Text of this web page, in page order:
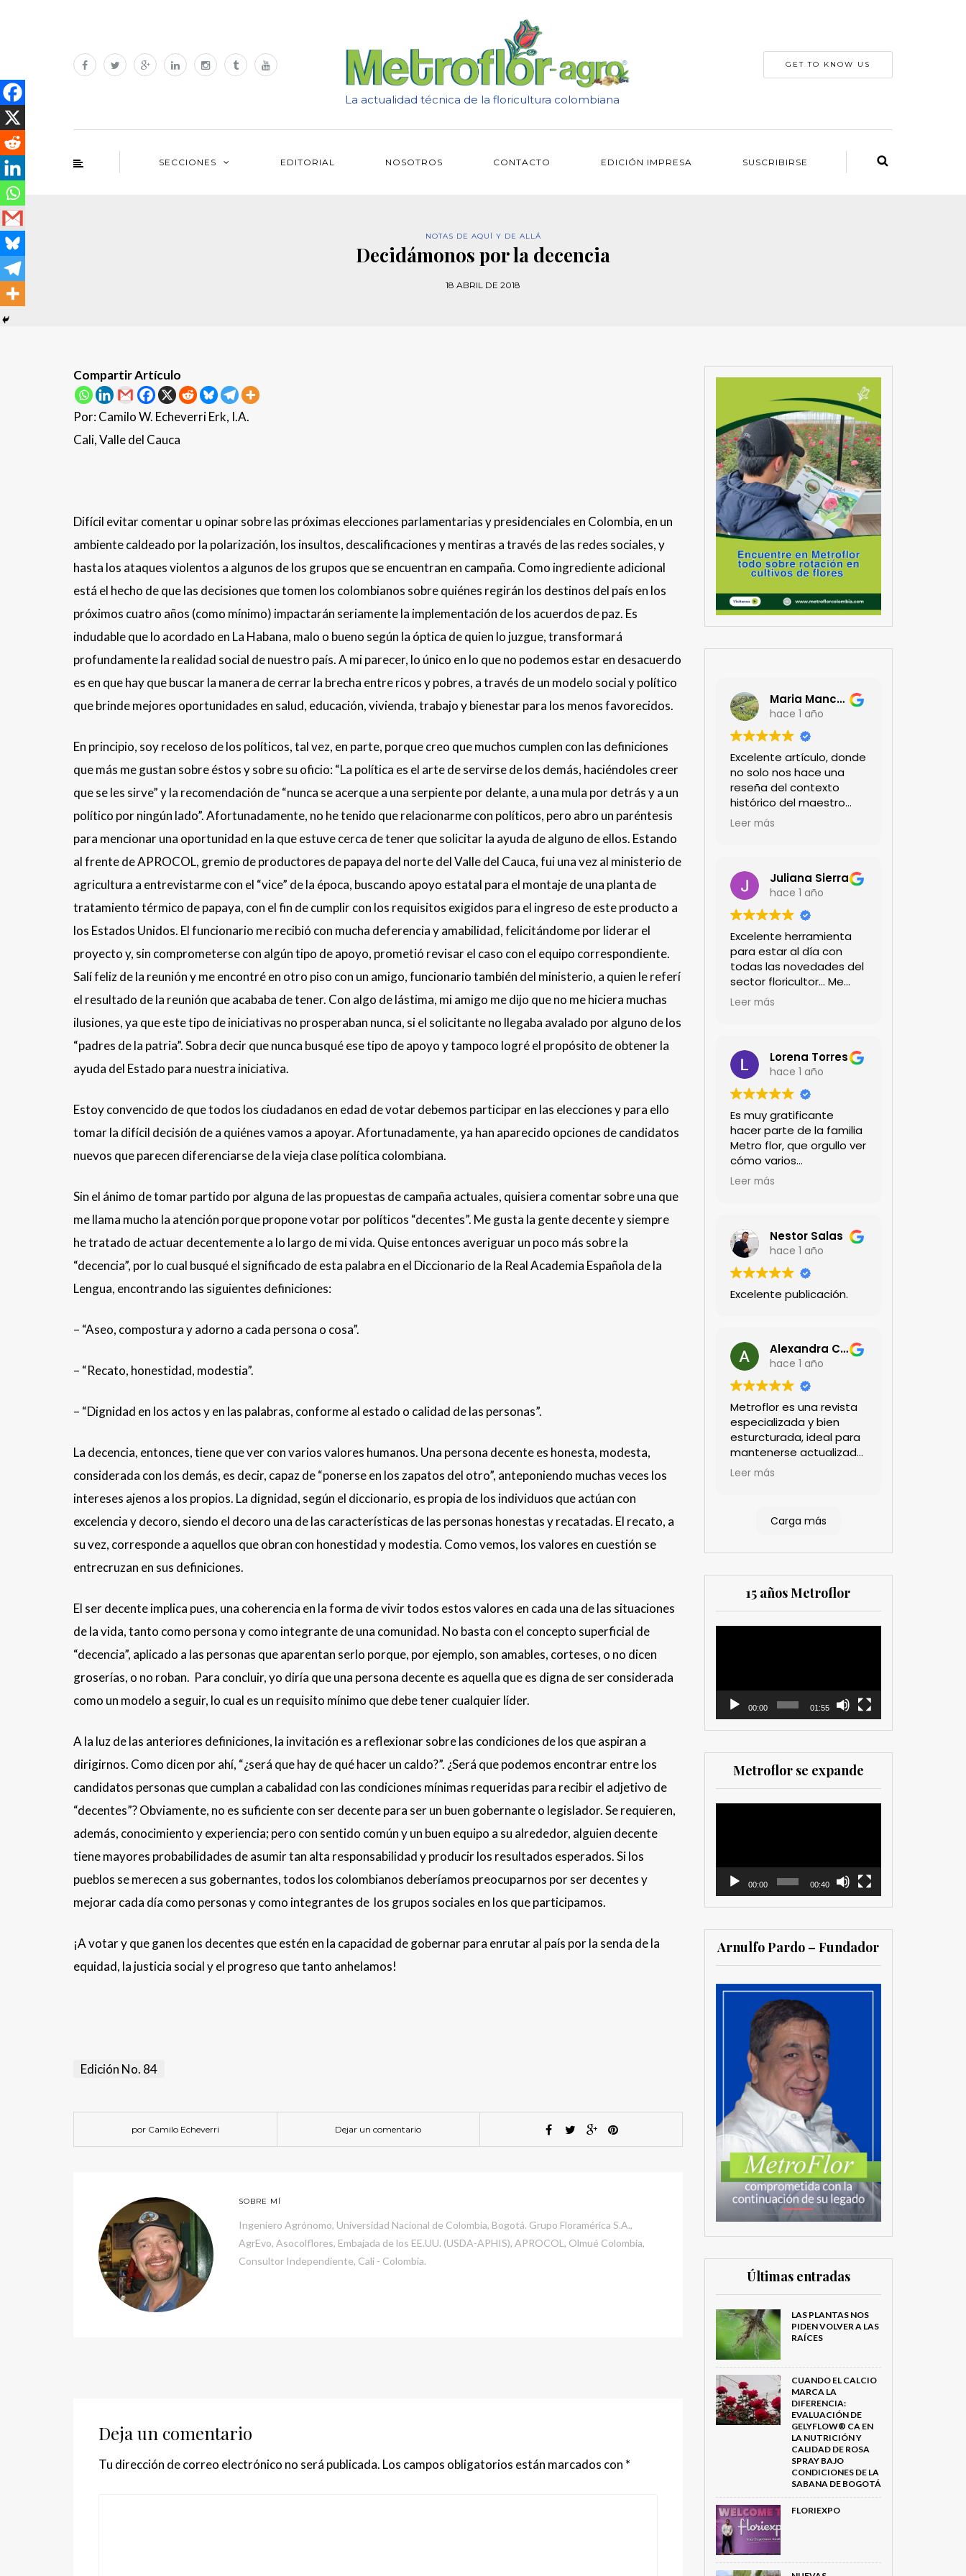
La actualidad técnica de la floricultura colombiana
GET TO KNOW US
SECCIONES EDITORIAL NOSOTROS CONTACTO EDICIÓN IMPRESA SUSCRIBIRSE
NOTAS DE AQUÍ Y DE ALLÁ
Decidámonos por la decencia
18 ABRIL DE 2018
Compartir Artículo
Por: Camilo W. Echeverri Erk, I.A.
Cali, Valle del Cauca
Difícil evitar comentar u opinar sobre las próximas elecciones parlamentarias y presidenciales en Colombia, en un
ambiente caldeado por la polarización, los insultos, descalificaciones y mentiras a través de las redes sociales, y
hasta los ataques violentos a algunos de los grupos que se encuentran en campaña. Como ingrediente adicional
está el hecho de que las decisiones que tomen los colombianos sobre quiénes regirán los destinos del país en los
próximos cuatro años (como mínimo) impactarán seriamente la implementación de los acuerdos de paz. Es
indudable que lo acordado en La Habana, malo o bueno según la óptica de quien lo juzgue, transformará
profundamente la realidad social de nuestro país. A mi parecer, lo único en lo que no podemos estar en desacuerdo
es en que hay que buscar la manera de cerrar la brecha entre ricos y pobres, a través de un modelo social y político
que brinde mejores oportunidades en salud, educación, vivienda, trabajo y bienestar para los menos favorecidos.
En principio, soy receloso de los políticos, tal vez, en parte, porque creo que muchos cumplen con las definiciones
que más me gustan sobre éstos y sobre su oficio: “La política es el arte de servirse de los demás, haciéndoles creer
que se les sirve” y la recomendación de “nunca se acerque a una serpiente por delante, a una mula por detrás y a un
político por ningún lado”. Afortunadamente, no he tenido que relacionarme con políticos, pero abro un paréntesis
para mencionar una oportunidad en la que estuve cerca de tener que solicitar la ayuda de alguno de ellos. Estando
al frente de APROCOL, gremio de productores de papaya del norte del Valle del Cauca, fui una vez al ministerio de
agricultura a entrevistarme con el “vice” de la época, buscando apoyo estatal para el montaje de una planta de
tratamiento térmico de papaya, con el fin de cumplir con los requisitos exigidos para el ingreso de este producto a
los Estados Unidos. El funcionario me recibió con mucha deferencia y amabilidad, felicitándome por liderar el
proyecto y, sin comprometerse con algún tipo de apoyo, prometió revisar el caso con el equipo correspondiente.
Salí feliz de la reunión y me encontré en otro piso con un amigo, funcionario también del ministerio, a quien le referí
el resultado de la reunión que acababa de tener. Con algo de lástima, mi amigo me dijo que no me hiciera muchas
ilusiones, ya que este tipo de iniciativas no prosperaban nunca, si el solicitante no llegaba avalado por alguno de los
“padres de la patria”. Sobra decir que nunca busqué ese tipo de apoyo y tampoco logré el propósito de obtener la
ayuda del Estado para nuestra iniciativa.
Estoy convencido de que todos los ciudadanos en edad de votar debemos participar en las elecciones y para ello
tomar la difícil decisión de a quiénes vamos a apoyar. Afortunadamente, ya han aparecido opciones de candidatos
nuevos que parecen diferenciarse de la vieja clase política colombiana.
Sin el ánimo de tomar partido por alguna de las propuestas de campaña actuales, quisiera comentar sobre una que
me llama mucho la atención porque propone votar por políticos “decentes”. Me gusta la gente decente y siempre
he tratado de actuar decentemente a lo largo de mi vida. Quise entonces averiguar un poco más sobre la
“decencia”, por lo cual busqué el significado de esta palabra en el Diccionario de la Real Academia Española de la
Lengua, encontrando las siguientes definiciones:
– “Aseo, compostura y adorno a cada persona o cosa”.
– “Recato, honestidad, modestia”.
– “Dignidad en los actos y en las palabras, conforme al estado o calidad de las personas”.
La decencia, entonces, tiene que ver con varios valores humanos. Una persona decente es honesta, modesta,
considerada con los demás, es decir, capaz de “ponerse en los zapatos del otro”, anteponiendo muchas veces los
intereses ajenos a los propios. La dignidad, según el diccionario, es propia de los individuos que actúan con
excelencia y decoro, siendo el decoro una de las características de las personas honestas y recatadas. El recato, a
su vez, corresponde a aquellos que obran con honestidad y modestia. Como vemos, los valores en cuestión se
entrecruzan en sus definiciones.
El ser decente implica pues, una coherencia en la forma de vivir todos estos valores en cada una de las situaciones
de la vida, tanto como persona y como integrante de una comunidad. No basta con el concepto superficial de
“decencia”, aplicado a las personas que aparentan serlo porque, por ejemplo, son amables, corteses, o no dicen
groserías, o no roban. Para concluir, yo diría que una persona decente es aquella que es digna de ser considerada
como un modelo a seguir, lo cual es un requisito mínimo que debe tener cualquier líder.
A la luz de las anteriores definiciones, la invitación es a reflexionar sobre las condiciones de los que aspiran a
dirigirnos. Como dicen por ahí, “¿será que hay de qué hacer un caldo?”. ¿Será que podemos encontrar entre los
candidatos personas que cumplan a cabalidad con las condiciones mínimas requeridas para recibir el adjetivo de
“decentes”? Obviamente, no es suficiente con ser decente para ser un buen gobernante o legislador. Se requieren,
además, conocimiento y experiencia; pero con sentido común y un buen equipo a su alrededor, alguien decente
tiene mayores probabilidades de asumir tan alta responsabilidad y producir los resultados esperados. Si los
pueblos se merecen a sus gobernantes, todos los colombianos deberíamos preocuparnos por ser decentes y
mejorar cada día como personas y como integrantes de los grupos sociales en los que participamos.
¡A votar y que ganen los decentes que estén en la capacidad de gobernar para enrutar al país por la senda de la
equidad, la justicia social y el progreso que tanto anhelamos!
Edición No. 84
por Camilo Echeverri Dejar un comentario
SOBRE MÍ
Ingeniero Agrónomo, Universidad Nacional de Colombia, Bogotá. Grupo Floramérica S.A.,
AgrEvo, Asocolflores, Embajada de los EE.UU. (USDA-APHIS), APROCOL, Olmué Colombia,
Consultor Independiente, Cali - Colombia.
Deja un comentario
Tu dirección de correo electrónico no será publicada. Los campos obligatorios están marcados con *
Maria Mancera
hace 1 año
Excelente artículo, donde
no solo nos hace una
reseña del contexto
histórico del maestro
jardinero japonés si no
Felicitaciones!!
Leer más
Juliana Sierra
hace 1 año
Excelente herramienta
para estar al día con
todas las novedades del
sector floricultor... Me
encanta!!!
Leer más
Lorena Torres
hace 1 año
Es muy gratificante
hacer parte de la familia
Metro flor, que orgullo ver
cómo varios
profesionales hombres y
técnicas. Gracias por
mantenernos al día.mil
GRACIAS
Leer más
Nestor Salas
hace 1 año
Excelente publicación.
Alexandra Castillo
hace 1 año
Metroflor es una revista
especializada y bien
esturcturada, ideal para
mantenerse actualizado
en el sector floricultor.
estratégica, las
sector así como los
cubrimientos de los
eventos sociales de las
compañías. Es una
que trabajan en el sector
Leer más
Carga más
15 años Metroflor
00:00 01:55
Metroflor se expande
00:00 00:40
Arnulfo Pardo – Fundador
Últimas entradas
LAS PLANTAS NOS
PIDEN VOLVER A LAS
RAÍCES
CUANDO EL CALCIO
MARCA LA
DIFERENCIA:
EVALUACIÓN DE
GELYFLOW® CA EN
LA NUTRICIÓN Y
CALIDAD DE ROSA
SPRAY BAJO
CONDICIONES DE LA
SABANA DE BOGOTÁ
FLORIEXPO